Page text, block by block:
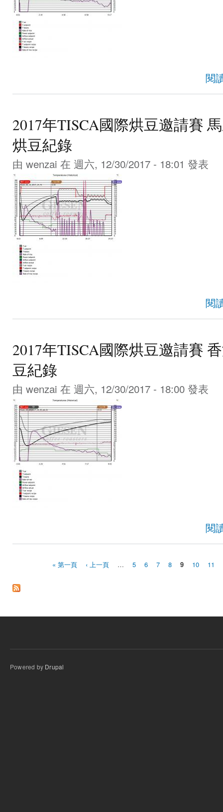
閱
2017年TISCA國際烘豆邀請賽
烘豆紀錄
由 wenzai 在 週六, 12/30/2017 - 18:01 發表
閱
2017年TISCA國際烘豆邀請賽
豆紀錄
由 wenzai 在 週六, 12/30/2017 - 18:00 發表
閱
« 第一頁 ‹ 上一頁 … 5 6 7 8 9 10 11
Powered by Drupal